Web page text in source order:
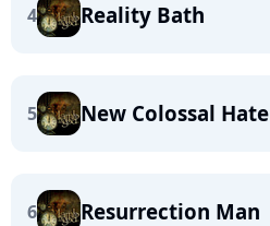
4 Reality Bath
5 New Colossal Hate
6 Resurrection Man